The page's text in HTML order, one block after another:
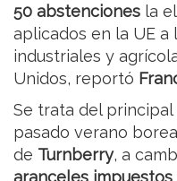
50 abstenciones la
aplicados en la UE
industriales y
Unidos, reportó
Se trata del
pasado verano
de Turnberry, a
aranceles impuestos